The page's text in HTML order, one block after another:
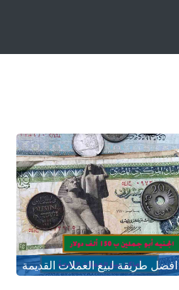
افضل طريقة لبيع العملات القديمة